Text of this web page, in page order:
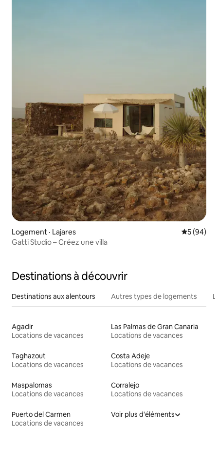
Logement · Lajares Note
5 (94)
Gatti Studio – Créez une villa
Destinations à découvrir
Destinations aux alentours Autres types de logements
Agadir
Locations de vacances
Las Palmas de Gran Canaria
Locations de vacances
Taghazout
Locations de vacances
Costa Adeje
Locations de vacances
Maspalomas
Locations de vacances
Corralejo
Locations de vacances
Puerto del Carmen
Locations de vacances
Voir plus d'éléments